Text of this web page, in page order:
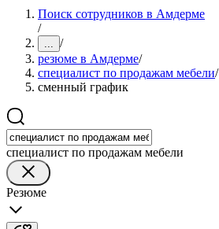
Поиск сотрудников в Амдерме
/
... /
резюме в Амдерме/
специалист по продажам мебели/
сменный график
специалист по продажам мебели
Резюме